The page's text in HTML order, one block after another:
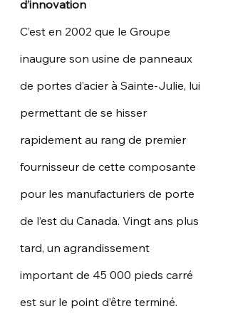
d’innovation
C’est en 2002 que le Groupe
inaugure son usine de panneaux
de portes d’acier à Sainte-Julie, lui
permettant de se hisser
rapidement au rang de premier
fournisseur de cette composante
pour les manufacturiers de porte
de l’est du Canada. Vingt ans plus
tard, un agrandissement
important de 45 000 pieds carré
est sur le point d’être terminé.